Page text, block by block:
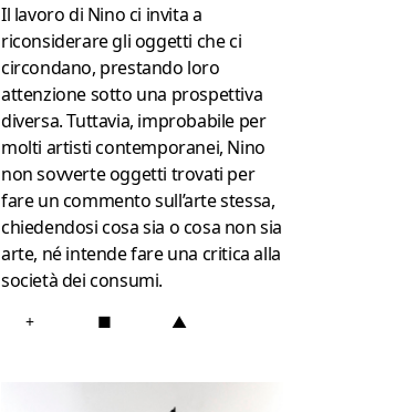
Il lavoro di Nino ci invita a
riconsiderare gli oggetti che ci
circondano, prestando loro
attenzione sotto una prospettiva
diversa. Tuttavia, improbabile per
molti artisti contemporanei, Nino
non sovverte oggetti trovati per
fare un commento sull’arte stessa,
chiedendosi cosa sia o cosa non sia
arte, né intende fare una critica alla
società dei consumi.
+ ■ ▲